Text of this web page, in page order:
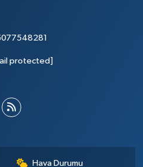
protected]
Hava Durumu